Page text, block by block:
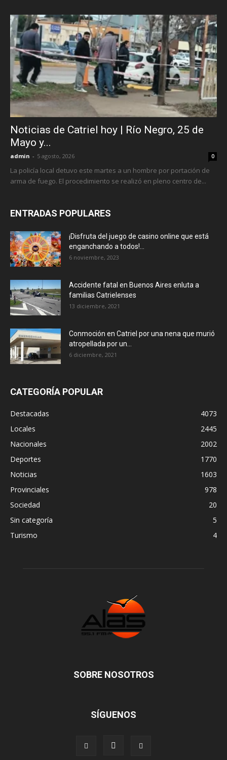
Noticias de Catriel hoy | Río Negro, 25 de
Mayo y...
admin - 5 agosto, 2026 0
La policía local detuvo este martes a un hombre por portación de
arma de fuego. El procedimiento se realizó en pleno centro de...
ENTRADAS POPULARES
¡Disfruta del juego de casino online que está
enganchando a todos!...
6 noviembre, 2023
Accidente fatal en Buenos Aires enluta a
familias Catrielenses
13 diciembre, 2021
Conmoción en Catriel por una nena que murió
atropellada por un...
6 diciembre, 2021
CATEGORÍA POPULAR
Destacadas
4073
Locales
2445
Nacionales
2002
Deportes
1770
Noticias
1603
Provinciales
978
Sociedad
20
Sin categoría
5
Turismo
4
SOBRE NOSOTROS
SÍGUENOS